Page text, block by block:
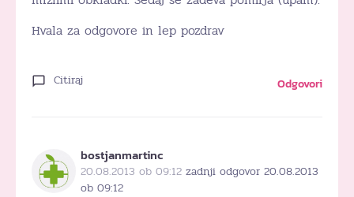
Hvala za odgovore in lep pozdrav
Citiraj Odgovori
bostjanmartinc
20.08.2013 ob 09:12 zadnji odgovor 20.08.2013
ob 09:12